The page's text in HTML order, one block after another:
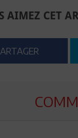
AIMEZ CET